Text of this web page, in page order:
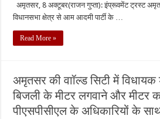
अमृतसर, 8 अक्टूबर(राजन गुप्ता): इंप्रूवमेंट ट्रस्ट
विधानसभा क्षेत्र से आम आदमी पार्टी के …
Read More »
अमृतसर की वाॉल्ड सिटी में
बिजली के मीटर लगवाने और मीटर
पीएसपीसीएल के अधिकारियों के